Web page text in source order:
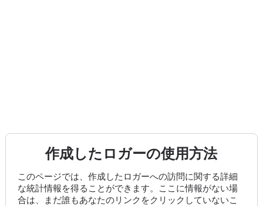
作成したロガーの使用方法
このページでは、作成したロガーへの訪問に関する詳細
な統計情報を得ることができます。ここに情報がない場
合は、まだ誰もあなたのリンクをクリックしていないこ